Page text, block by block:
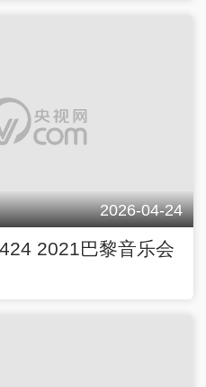
2026-04-24
2021巴黎音乐会